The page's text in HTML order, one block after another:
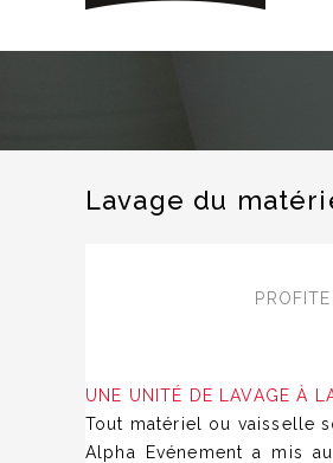
Lavage du
UNE UNITÉ DE LAVAGE À
Tout matériel ou vaisselle
Alpha Evénement a mis